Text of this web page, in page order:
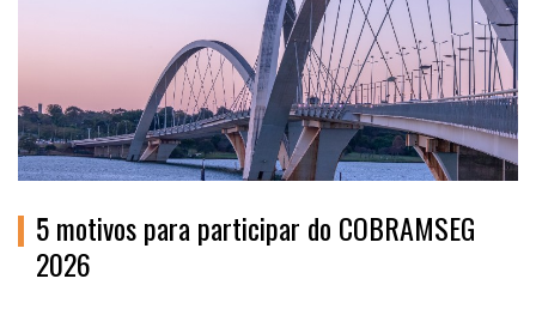
5 motivos para participar do COBRAMSEG
2026